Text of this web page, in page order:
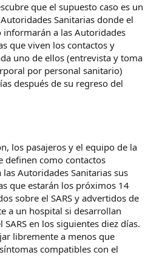
que el supuesto caso es un
Sanitarias donde el
informarán a las Autoridades
que viven los contactos y
uno de ellos (entrevista y toma
por personal sanitario)
después de su regreso del
los pasajeros y el equipo de la
definen como contactos
Autoridades Sanitarias sus
que estarán los próximos 14
sobre el SARS y advertidos de
a un hospital si desarrollan
en los siguientes diez días.
libremente a menos que
compatibles con el